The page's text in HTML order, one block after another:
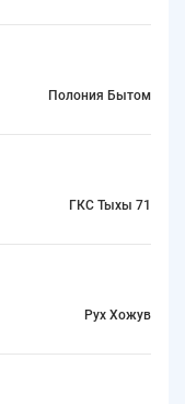
Полония Бытом
ГКС Тыхы 71
Рух Хожув